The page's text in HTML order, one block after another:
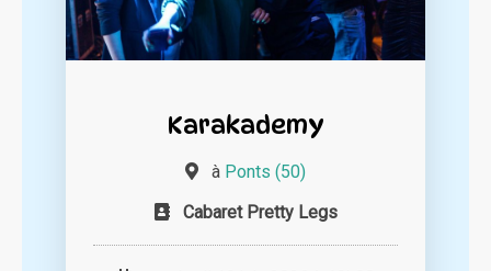
Karakademy
à Ponts (50)
Cabaret Pretty Legs